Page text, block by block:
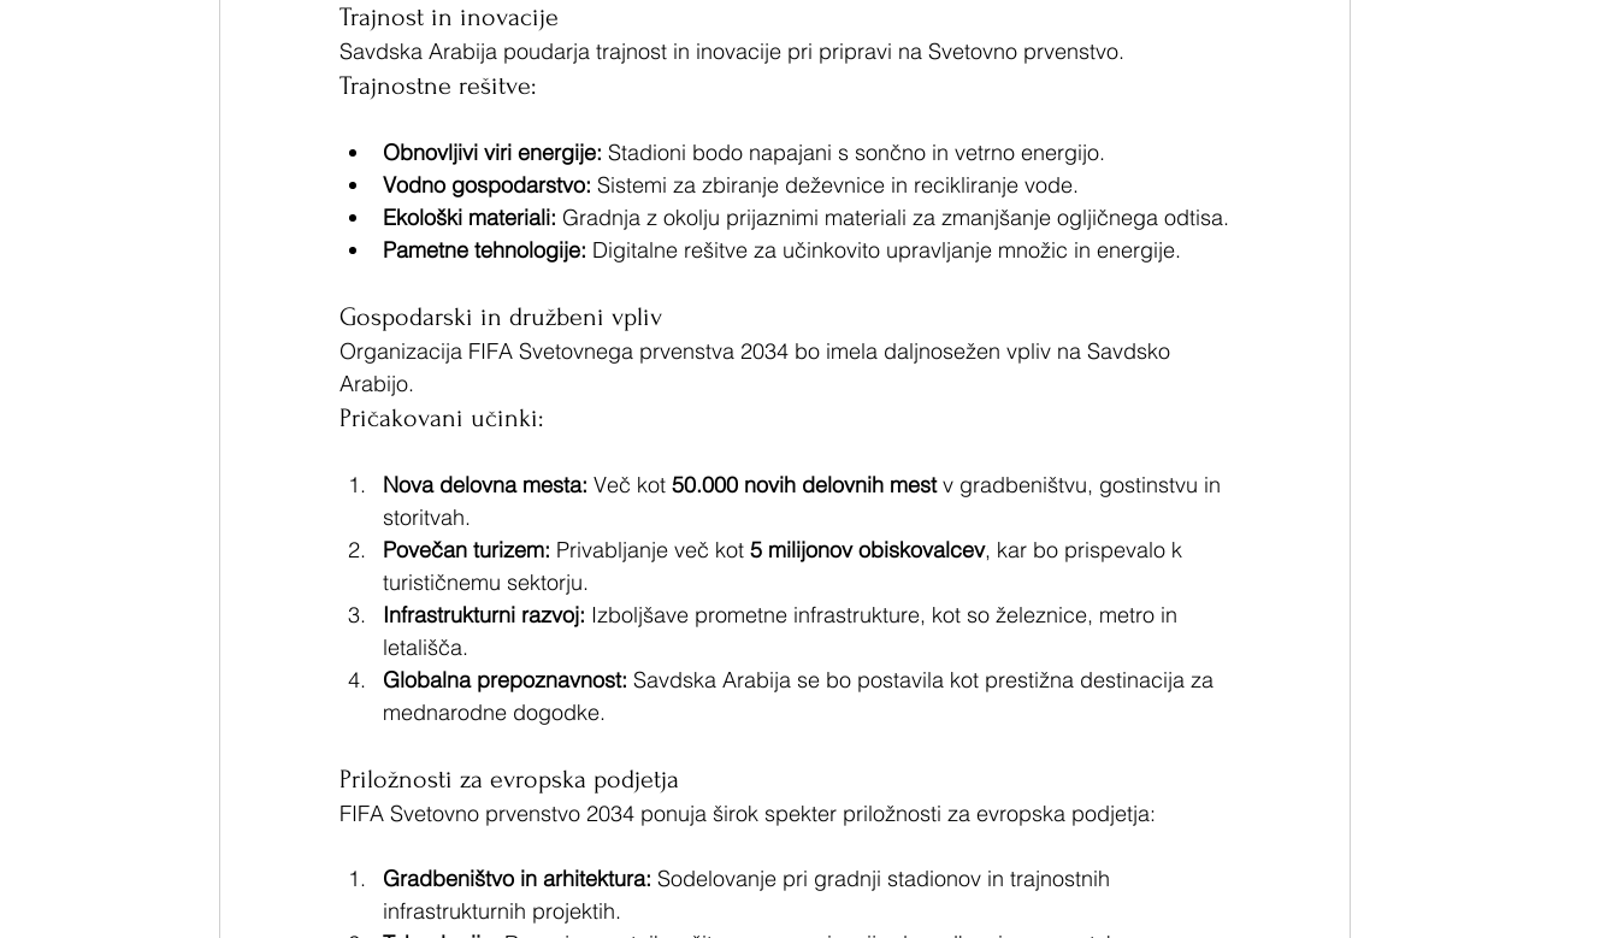
Trajnost in inovacije
Savdska Arabija poudarja trajnost in inovacije pri pripravi na Svetovno prvenstvo.
Trajnostne rešitve:
Obnovljivi viri energije: Stadioni bodo napajani s sončno in vetrno energijo.
Vodno gospodarstvo: Sistemi za zbiranje deževnice in recikliranje vode.
Ekološki materiali: Gradnja z okolju prijaznimi materiali za zmanjšanje ogljičnega odtisa.
Pametne tehnologije: Digitalne rešitve za učinkovito upravljanje množic in energije.
Gospodarski in družbeni vpliv
Organizacija FIFA Svetovnega prvenstva 2034 bo imela daljnosežen vpliv na Savdsko
Arabijo.
Pričakovani učinki:
Nova delovna mesta: Več kot 50.000 novih delovnih mest v gradbeništvu, gostinstvu in
storitvah.
Povečan turizem: Privabljanje več kot 5 milijonov obiskovalcev, kar bo prispevalo k
turističnemu sektorju.
Infrastrukturni razvoj: Izboljšave prometne infrastrukture, kot so železnice, metro in
letališča.
Globalna prepoznavnost: Savdska Arabija se bo postavila kot prestižna destinacija za
mednarodne dogodke.
Priložnosti za evropska podjetja
FIFA Svetovno prvenstvo 2034 ponuja širok spekter priložnosti za evropska podjetja:
Gradbeništvo in arhitektura: Sodelovanje pri gradnji stadionov in trajnostnih
infrastrukturnih projektih.